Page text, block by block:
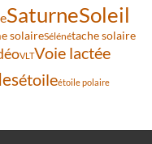
SaturneSoleil
solaireSélénétache solaire
VLTVoie lactée
étoileétoile polaire